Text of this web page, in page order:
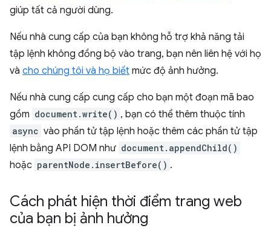
giúp tất cả người dùng.
Nếu nhà cung cấp của bạn không hỗ trợ khả năng tải
tập lệnh không đồng bộ vào trang, bạn nên liên hệ với họ
và cho chúng tôi và họ biết mức độ ảnh hưởng.
Nếu nhà cung cấp cung cấp cho bạn một đoạn mã bao
gồm document.write() , bạn có thể thêm thuộc tính
async vào phần tử tập lệnh hoặc thêm các phần tử tập
lệnh bằng API DOM như document.appendChild()
hoặc parentNode.insertBefore() .
Cách phát hiện thời điểm trang web
của bạn bị ảnh hưởng